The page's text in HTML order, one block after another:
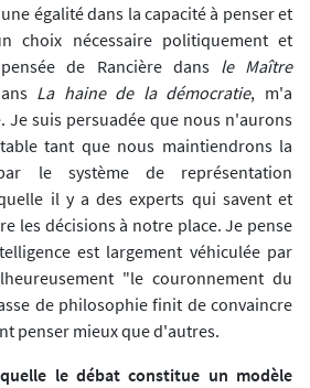
égalité dans la capacité à penser et
choix nécessaire politiquement et
de Rancière dansle Maître
La haine de la démocratie, m'a
Je suis persuadée que nous n'aurons
tant que nous maintiendrons la
le système de représentation
il y a des experts qui savent et
les décisions à notre place. Je pense
est largement véhiculée par
"le couronnement du
de philosophie finit de convaincre
penser mieux que d'autres.
le débat constitue un modèle